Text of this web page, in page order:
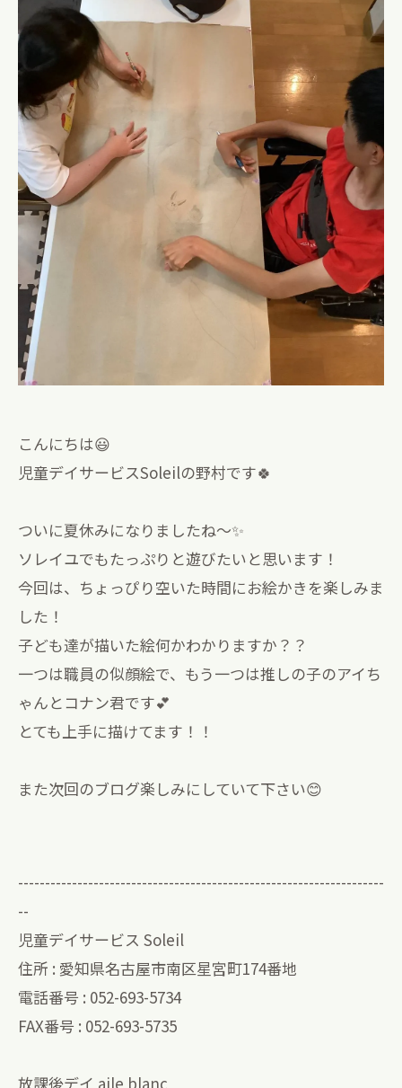
こんにちは😃
児童デイサービスSoleilの野村です🍀
ついに夏休みになりましたね〜✨
ソレイユでもたっぷりと遊びたいと思います！
今回は、ちょっぴり空いた時間にお絵かきを楽しみま
した！
子ども達が描いた絵何かわかりますか？？
一つは職員の似顔絵で、もう一つは推しの子のアイち
ゃんとコナン君です💕
とても上手に描けてます！！
また次回のブログ楽しみにしていて下さい😊
--------------------------------------------------------------------
--
児童デイサービス Soleil
住所 : 愛知県名古屋市南区星宮町174番地
電話番号 : 052-693-5734
FAX番号 : 052-693-5735
放課後デイ aile blanc